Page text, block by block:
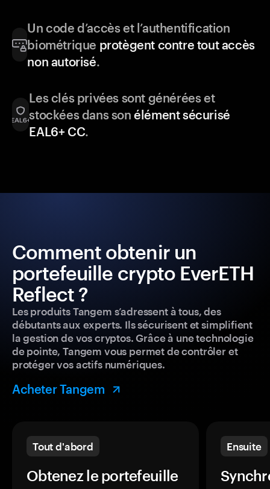
Un code d’accès et l’authentification
biométrique protègent contre tout accès
non autorisé.
Les clés privées sont générées et
stockées dans sonélément sécurisé
EAL6+ CC.
Comment obtenir un
portefeuille crypto EverETH
Reflect ?
Les produits Tangem s’adressent à tous, des
débutants aux experts. Ils sécurisent et simplifient
la gestion de vos cryptos. Grâce à une technologie
de pointe, Tangem vous permet de contrôler et
protéger vos actifs numériques.
Acheter Tangem
Tout d'abord
Obtenez le portefeuille
Ensuite